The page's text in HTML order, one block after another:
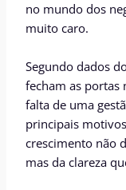
no mundo dos
muito caro.
Segundo dados
fecham as portas
falta de uma
principais
crescimento não
mas da clareza